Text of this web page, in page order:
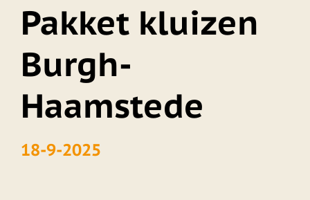
Pakket kluizen
Burgh-
Haamstede
18-9-2025